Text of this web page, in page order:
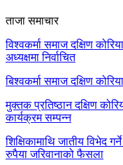
ताजा समाचार
विश्वकर्मा समाज दक्षिण
अध्यक्षमा निर्वाचित
बिश्वकर्मा समाज दक्षिण
मुक्तक प्रतिष्ठान दक्षिण
कार्यक्रम सम्पन्न
शिक्षिकामाथि जातीय विभेद
रुपैया जरिवानाको फैसला